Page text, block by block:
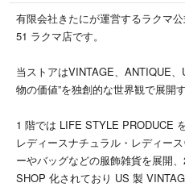
有限会社きたにが運営するラクマ
51 ラクマ店です。
当ストアはVINTAGE、ANTIQUE
物の価値”を独創的な世界観で展開
1 階では LIFE STYLE PRODUCE
レディースナチュラル・レディー
ーやバッグなどの服飾雑貨を展開
SHOP 化されており US 製